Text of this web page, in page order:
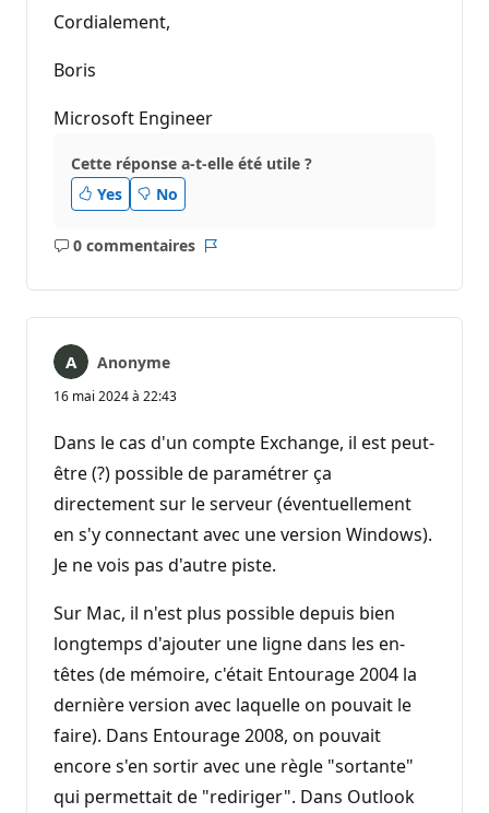
Cordialement,
Boris
Microsoft Engineer
Cette réponse a-t-elle été utile ?
Yes
No
0 commentaires
Aucun
Anonyme
16 mai 2024 à 22:43
Dans le cas d'un compte Exchange, il est peut-
être (?) possible de paramétrer ça
directement sur le serveur (éventuellement
en s'y connectant avec une version Windows).
Je ne vois pas d'autre piste.
Sur Mac, il n'est plus possible depuis bien
longtemps d'ajouter une ligne dans les en-
têtes (de mémoire, c'était Entourage 2004 la
dernière version avec laquelle on pouvait le
faire). Dans Entourage 2008, on pouvait
encore s'en sortir avec une règle "sortante"
qui permettait de "rediriger". Dans Outlook